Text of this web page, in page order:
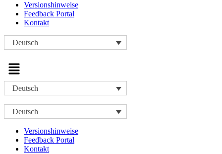
Versionshinweise
Feedback Portal
Kontakt
Deutsch
Menü
Deutsch
Deutsch
Versionshinweise
Feedback Portal
Kontakt